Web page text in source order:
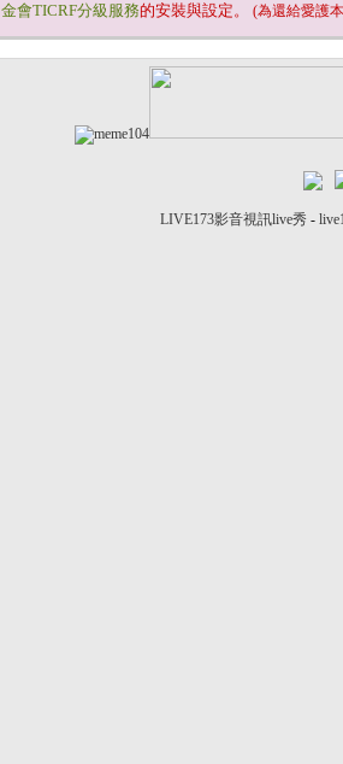
金會TICRF分級服務的安裝與設定。 (為還給愛護
LIVE173影音視訊live秀 -